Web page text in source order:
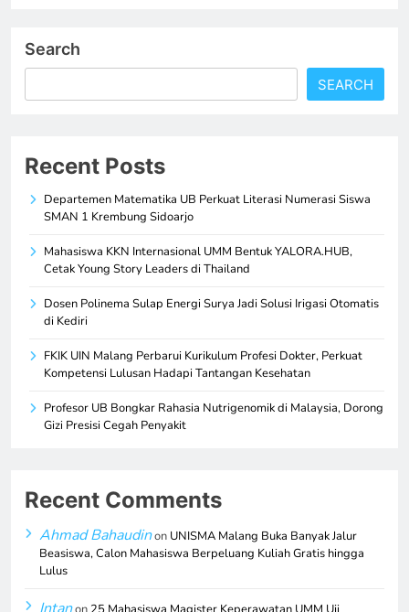
Search
SEARCH
Recent Posts
Departemen Matematika UB Perkuat Literasi Numerasi Siswa
SMAN 1 Krembung Sidoarjo
Mahasiswa KKN Internasional UMM Bentuk YALORA.HUB,
Cetak Young Story Leaders di Thailand
Dosen Polinema Sulap Energi Surya Jadi Solusi Irigasi Otomatis
di Kediri
FKIK UIN Malang Perbarui Kurikulum Profesi Dokter, Perkuat
Kompetensi Lulusan Hadapi Tantangan Kesehatan
Profesor UB Bongkar Rahasia Nutrigenomik di Malaysia, Dorong
Gizi Presisi Cegah Penyakit
Recent Comments
Ahmad Bahaudinon UNISMA Malang Buka Banyak Jalur
Beasiswa, Calon Mahasiswa Berpeluang Kuliah Gratis hingga
Lulus